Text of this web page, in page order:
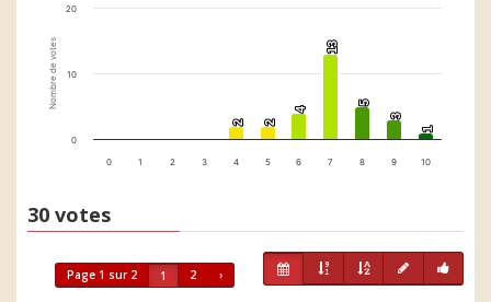
Nombre de votes
2
2 2
2
4
4
13
13
5
5
3
3
1
1
0 1 2 3 4 5 6 7 8 9 10
0
10
20
30 votes
Page 1 sur 2 1 2 ›